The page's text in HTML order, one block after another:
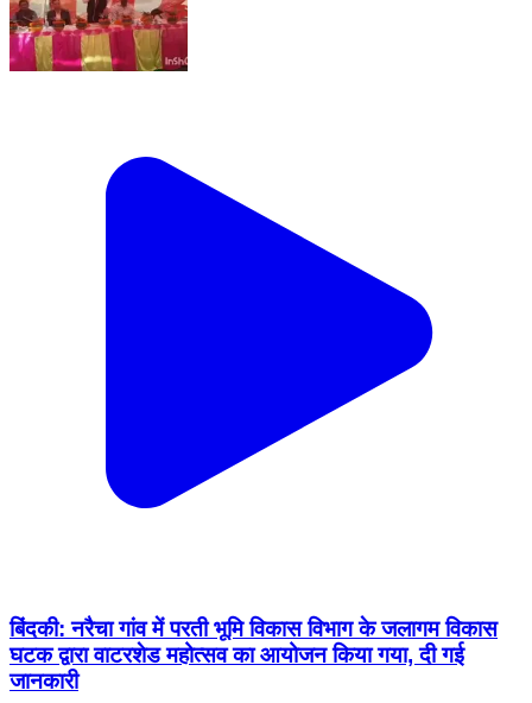
बिंदकी: नरैचा गांव में परती भूमि विकास विभाग के जलागम विकास
घटक द्वारा वाटरशेड महोत्सव का आयोजन किया गया, दी गई
जानकारी